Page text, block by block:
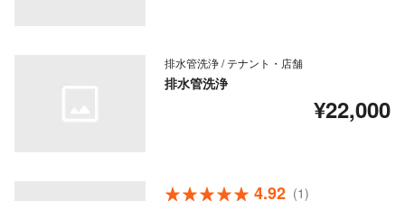
排水管洗浄 / テナント・店舗
排水管洗浄
¥22,000
4.92 (1)